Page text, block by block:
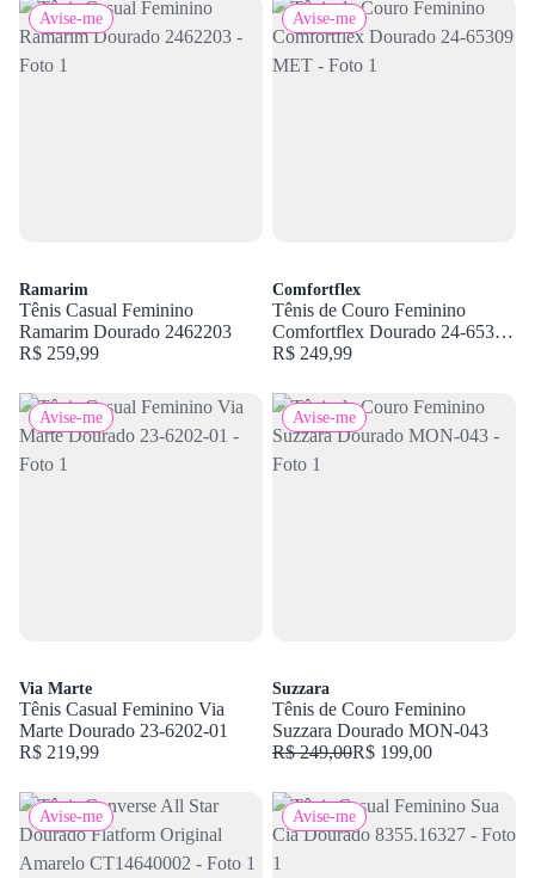
Avise-me
Ramarim
Tênis Casual Feminino
Ramarim Dourado 2462203
R$ 259,99
Avise-me
Comfortflex
Tênis de Couro Feminino
Comfortflex Dourado 24-65309
MET
R$ 249,99
Avise-me
Via Marte
Tênis Casual Feminino Via
Marte Dourado 23-6202-01
R$ 219,99
Avise-me
Suzzara
Tênis de Couro Feminino
Suzzara Dourado MON-043
R$ 249,00R$ 199,00
Avise-me Avise-me